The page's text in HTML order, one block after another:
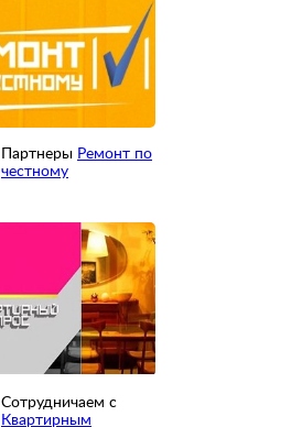
Партнеры Ремонт по
честному
Сотрудничаем с
Квартирным